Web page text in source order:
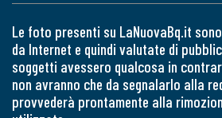
Le foto presenti su LaNuovaBq.it
da Internet e quindi valutate di
soggetti avessero qualcosa in
non avranno che da segnalarlo alla
provvederà prontamente alla